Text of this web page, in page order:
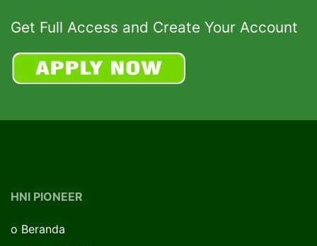
Get Full Access and Create Your Account
HNI PIONEER
o Beranda